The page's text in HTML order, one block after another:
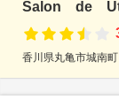
Salon de
香川県丸亀市城南町